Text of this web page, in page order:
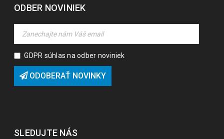
ODBER NOVINIEK
GDPR súhlas na odber noviniek
ODOBERAŤ NOVINKY
SLEDUJTE NÁS